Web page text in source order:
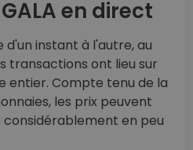
en direct
d'un instant à l'autre, au
transactions ont lieu sur
entier. Compte tenu de la
les prix peuvent
en peu